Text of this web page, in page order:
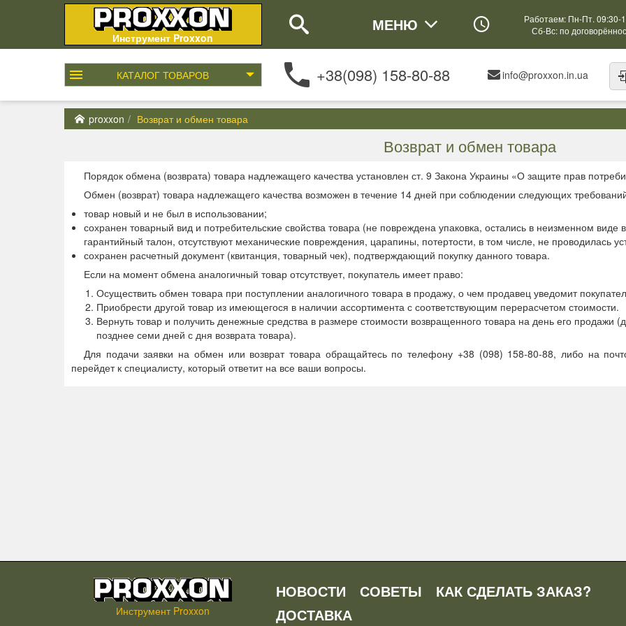
Инструмент Proxxon
МЕНЮ
Работаем: Пн-Пт. 09:30-
Сб-Вс: по
КАТАЛОГТОВАРОВ +38(098) 158-80-88 info@proxxon.in.ua
proxxon Возврат и обмен товара
Возврат и обмен товара
Порядок обмена (возврата) товара надлежащего качества установлен ст. 9 Закона Украины «О защите прав
Обмен (возврат) товара надлежащего качества возможен в течение 14 дней при соблюдении следующих
товар новый и не был в использовании;
сохранен товарный вид и потребительские свойства товара (не повреждена упаковка, остались в неизменном
гарантийный талон, отсутствуют механические повреждения, царапины, потертости, в том числе, не проводилась
сохранен расчетный документ (квитанция, товарный чек), подтверждающий покупку данного товара.
Если на момент обмена аналогичный товар отсутствует, покупатель имеет право:
Осуществить обмен товара при поступлении аналогичного товара в продажу, о чем продавец уведомит
Приобрести другой товар из имеющегося в наличии ассортимента с соответствующим перерасчетом стоимости.
Вернуть товар и получить денежные средства в размере стоимости возвращенного товара на день его
позднее семи дней с дня возврата товара).
Для подачи заявки на обмен или возврат товара обращайтесь по телефону +38 (098) 158-80-88, либо на
перейдет к специалисту, который ответит на все ваши вопросы.
Инструмент Proxxon
НОВОСТИ СОВЕТЫ
КАК СДЕЛАТЬ ЗАКАЗ?
ДОСТАВКА